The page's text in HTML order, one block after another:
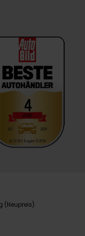
(Neupreis).